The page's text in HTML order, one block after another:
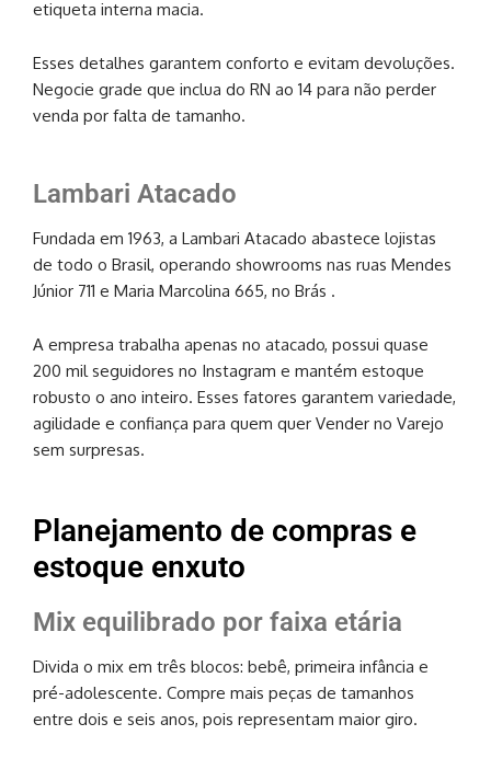
etiqueta interna macia.
Esses detalhes garantem conforto e evitam devoluções.
Negocie grade que inclua do RN ao 14 para não perder
venda por falta de tamanho.
Lambari Atacado
Fundada em 1963, a Lambari Atacado abastece lojistas
de todo o Brasil, operando showrooms nas ruas Mendes
Júnior 711 e Maria Marcolina 665, no Brás .
A empresa trabalha apenas no atacado, possui quase
200 mil seguidores no Instagram e mantém estoque
robusto o ano inteiro. Esses fatores garantem variedade,
agilidade e confiança para quem quer Vender no Varejo
sem surpresas.
Planejamento de compras e
estoque enxuto
Mix equilibrado por faixa etária
Divida o mix em três blocos: bebê, primeira infância e
pré-adolescente. Compre mais peças de tamanhos
entre dois e seis anos, pois representam maior giro.